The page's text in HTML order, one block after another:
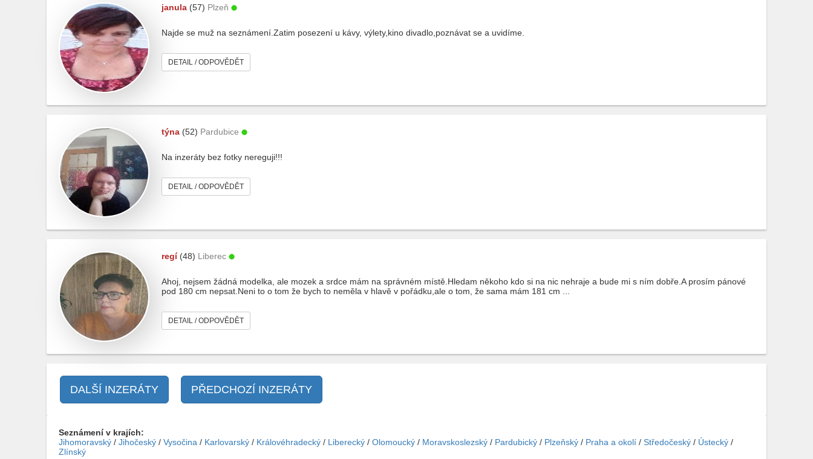
janula (57) Plzeň
Najde se muž na seznámení.Zatim posezení u kávy, výlety,kino divadlo,poznávat se a uvidíme.
DETAIL / ODPOVĚDĚT
týna (52) Pardubice
Na inzeráty bez fotky nereguji!!!
DETAIL / ODPOVĚDĚT
regí(48) Liberec
Ahoj, nejsem žádná modelka, ale mozek a srdce mám na správném místě.Hledam někoho kdo si na nic nehraje a bude mi s ním dobře.A prosím pánové
pod 180 cm nepsat.Neni to o tom že bych to neměla v hlavě v pořádku,ale o tom, že sama mám 181 cm ...
DETAIL / ODPOVĚDĚT
DALŠÍ INZERÁTY PŘEDCHOZÍ INZERÁTY
Seznámení v krajích:
Jihomoravský / Jihočeský / Vysočina / Karlovarský / Královéhradecký / Liberecký / Olomoucký / Moravskoslezský / Pardubický / Plzeňský / Praha a okolí / Středočeský / Ústecký /
Zlínský